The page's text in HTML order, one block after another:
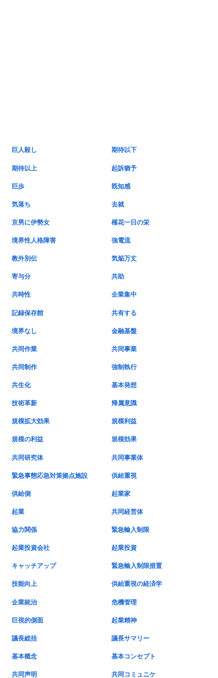
巨人殺し 期待以下
期待以上 起訴猶予
巨歩 既知感
気落ち 去就
京男に伊勢女 槿花一日の栄
境界性人格障害 強電流
教外別伝 気焔万丈
寄与分 共助
共時性 企業集中
記録保存館 共有する
境界なし 金融基盤
共同作業 共同事業
共同制作 強制執行
共生化 基本発想
技術革新 帰属意識
規模拡大効果 規模利益
規模の利益 規模効果
共同研究体 共同事業体
緊急事態応急対策拠点施設 供給重視
供給側 起業家
起業 共同経営体
協力関係 緊急輸入制限
起業投資会社 起業投資
キャッチアップ 緊急輸入制限措置
技能向上 供給重視の経済学
企業統治 危機管理
巨視的側面 起業精神
議長総括 議長サマリー
基本概念 基本コンセプト
共同声明 共同コミュニケ